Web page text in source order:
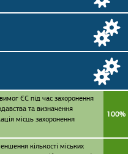
ЄС під час захоронення
та визначення
місць захоронення
100%
кількості міських